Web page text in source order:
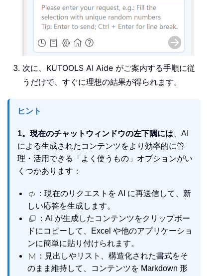
次に、KUTOOLS AI Aide がご案内する手順に従
うだけで、すぐに理想の結果が得られます。
ヒント
1。現在のチャットウィンドウの左下隅には 、AI
による生成されたコンテンツをより効率的に管
理・活用できる「よく使うもの」オプションがい
くつかあります：
：現在のリクエストを AI に再送信して、新
しい応答を生成します。
：AI が生成したコンテンツをクリップボー
ドにコピーして、Excel や他のアプリケーショ
ンに簡単に貼り付けられます。
：見出しやリスト、構造化された書式をそ
のまま維持して、コンテンツを Markdown 形